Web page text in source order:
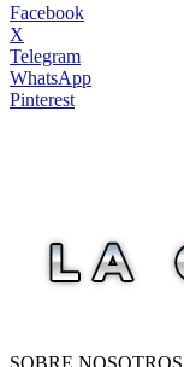
Facebook
X
Telegram
WhatsApp
Pinterest
SOBRE NOSOTROS